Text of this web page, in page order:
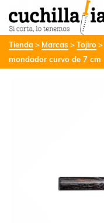
Tienda Marcas Tojiro
mondador curvo de 7 cm